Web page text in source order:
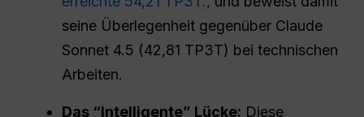
seine Überlegenheit gegenüber Claude
Sonnet 4.5 (42,81 TP3T) bei technischen
Arbeiten.
Das “Intelligente” Lücke: Diese